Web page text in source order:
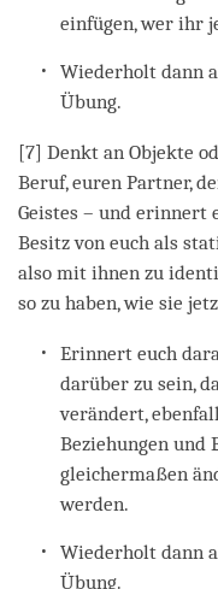
einfügen, wer ihr
Wiederholt dann
Übung.
[7] Denkt an Objekte
Beruf, euren Partner,
Geistes – und erinnert
Besitz von euch als
also mit ihnen zu
so zu haben, wie sie
Erinnert euch
darüber zu sein,
verändert,
Beziehungen und
gleichermaßen
werden.
Wiederholt dann
Übung.